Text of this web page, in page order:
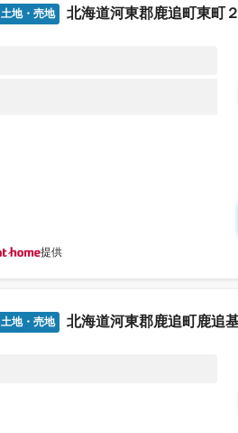
土地・売地 北海道河東郡鹿追町東町
提供
土地・売地 北海道河東郡鹿追町鹿追